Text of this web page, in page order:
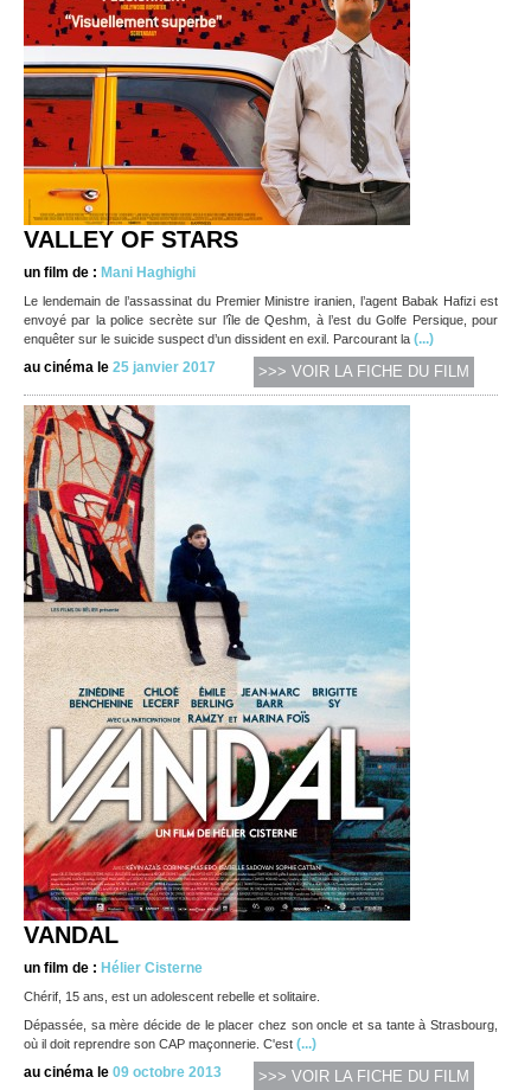
VALLEY OF STARS
un film de : Mani Haghighi
Le lendemain de l’assassinat du Premier Ministre iranien, l’agent Babak Hafizi est
envoyé par la police secrète sur l’île de Qeshm, à l’est du Golfe Persique, pour
enquêter sur le suicide suspect d’un dissident en exil. Parcourant la (...)
au cinéma le 25 janvier 2017 >>> VOIR LA FICHE DU FILM
VANDAL
un film de : Hélier Cisterne
Chérif, 15 ans, est un adolescent rebelle et solitaire.
Dépassée, sa mère décide de le placer chez son oncle et sa tante à Strasbourg,
où il doit reprendre son CAP maçonnerie. C'est (...)
au cinéma le 09 octobre 2013 >>> VOIR LA FICHE DU FILM